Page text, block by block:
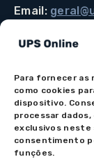
Para fornecer as
como cookies
dispositivo.
processar
exclusivos neste
consentimento
funções.
Email:
Os preços
Todos os
sujeitos à
encomenda. As
caso de dúvida